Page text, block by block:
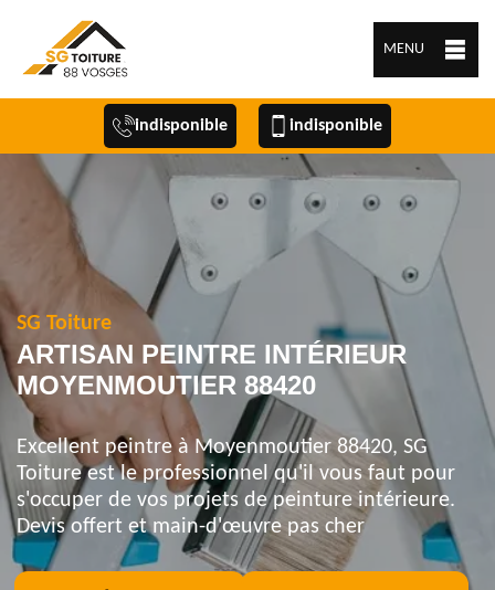
MENU
indisponible indisponible
SG Toiture
ARTISAN PEINTRE INTÉRIEUR
MOYENMOUTIER 88420
Excellent peintre à Moyenmoutier 88420, SG
Toiture est le professionnel qu'il vous faut pour
s'occuper de vos projets de peinture intérieure.
Devis offert et main-d'œuvre pas cher